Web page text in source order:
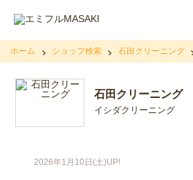
ホーム ショップ検索 石田クリーニング
石田クリーニング
イシダクリーニング
2026年1月10日(土)UP!